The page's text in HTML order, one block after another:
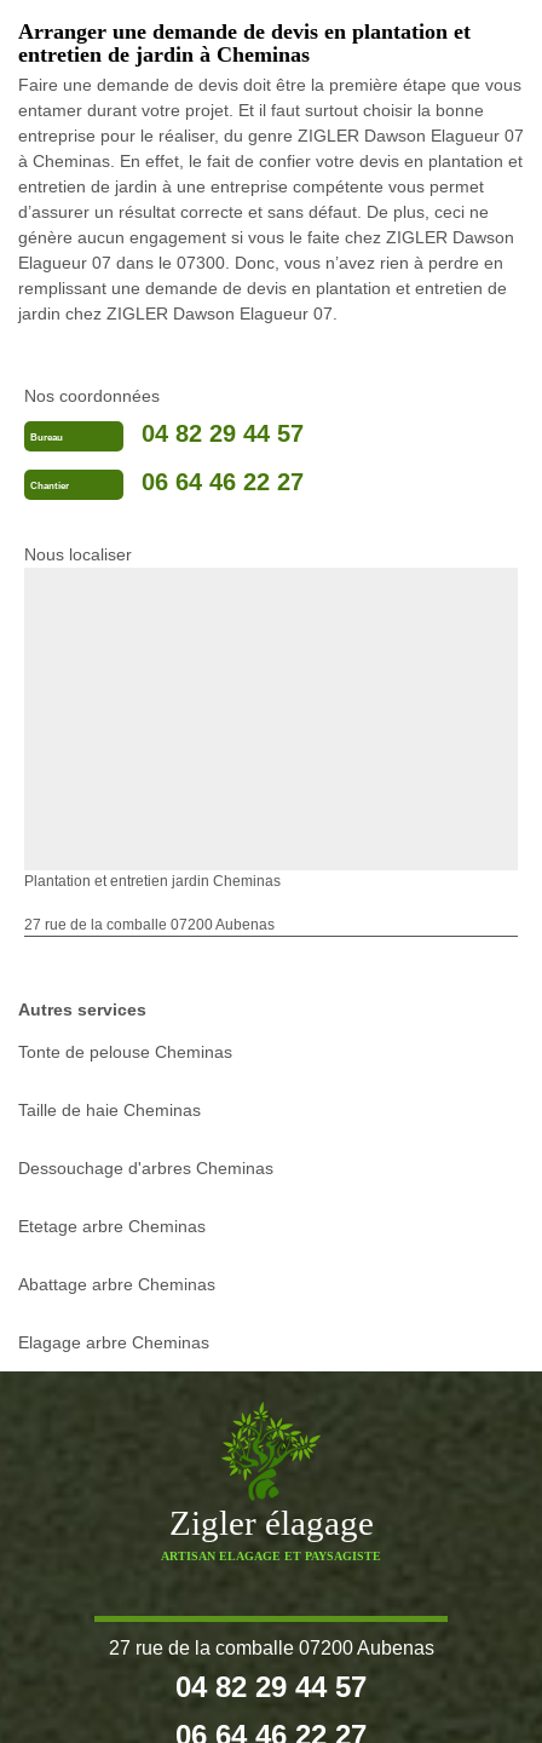
Arranger une demande de devis en plantation et
entretien de jardin à Cheminas
Faire une demande de devis doit être la première étape que vous
entamer durant votre projet. Et il faut surtout choisir la bonne
entreprise pour le réaliser, du genre ZIGLER Dawson Elagueur 07
à Cheminas. En effet, le fait de confier votre devis en plantation et
entretien de jardin à une entreprise compétente vous permet
d’assurer un résultat correcte et sans défaut. De plus, ceci ne
génère aucun engagement si vous le faite chez ZIGLER Dawson
Elagueur 07 dans le 07300. Donc, vous n’avez rien à perdre en
remplissant une demande de devis en plantation et entretien de
jardin chez ZIGLER Dawson Elagueur 07.
Nos coordonnées
Bureau 04 82 29 44 57
Chantier 06 64 46 22 27
Nous localiser
Plantation et entretien jardin Cheminas
27 rue de la comballe 07200 Aubenas
Autres services
Tonte de pelouse Cheminas
Taille de haie Cheminas
Dessouchage d'arbres Cheminas
Etetage arbre Cheminas
Abattage arbre Cheminas
Elagage arbre Cheminas
Zigler élagage
ARTISAN ELAGAGE ET PAYSAGISTE
27 rue de la comballe 07200 Aubenas
04 82 29 44 57
06 64 46 22 27